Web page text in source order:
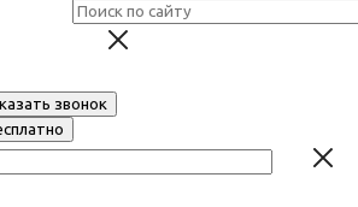
звонок